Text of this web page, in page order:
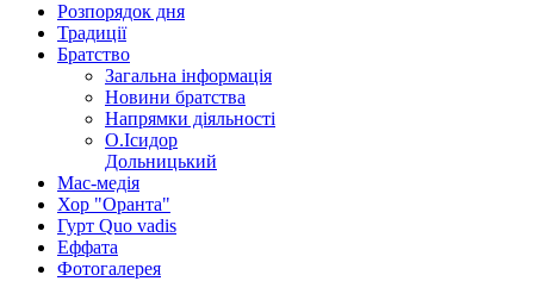
Розпорядок дня
Традиції
Братство
Загальна інформація
Новини братства
Напрямки діяльності
О.Ісидор
Дольницький
Мас-медія
Хор "Оранта"
Гурт Quo vadis
Еффата
Фотогалерея